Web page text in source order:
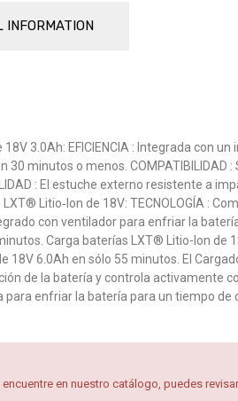
3.0Ah: EFICIENCIA : Integrada con
30 minutos o menos.
: El estuche externo resistente a
Litio‑Ion de 18V: TECNOLOGÍA :
con ventilador para enfriar la
Carga baterías LXT® Litio-Ion
18V 6.0Ah en sólo 55 minutos. El
de la batería y controla activamente
para enfriar la batería para un tiempo
en nuestro catálogo, puedes